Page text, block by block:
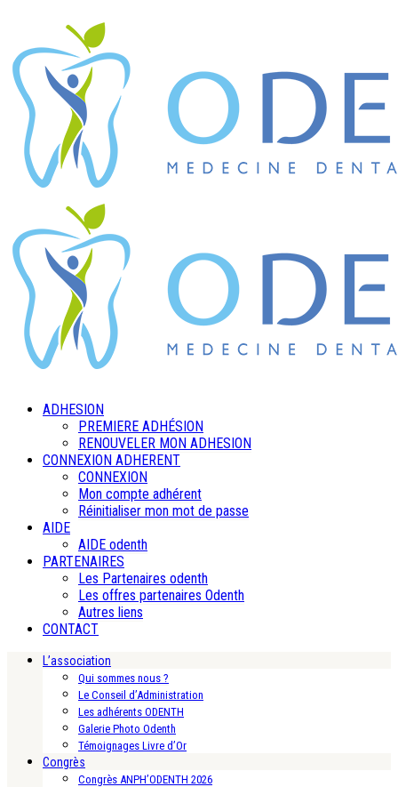
ADHESION
PREMIERE ADHÉSION
RENOUVELER MON ADHESION
CONNEXION ADHERENT
CONNEXION
Mon compte adhérent
Réinitialiser mon mot de passe
AIDE
AIDE odenth
PARTENAIRES
Les Partenaires odenth
Les offres partenaires Odenth
Autres liens
CONTACT
L’association
Qui sommes nous ?
Le Conseil d’Administration
Les adhérents ODENTH
Galerie Photo Odenth
Témoignages Livre d’Or
Congrès
Congrès ANPH’ODENTH 2026